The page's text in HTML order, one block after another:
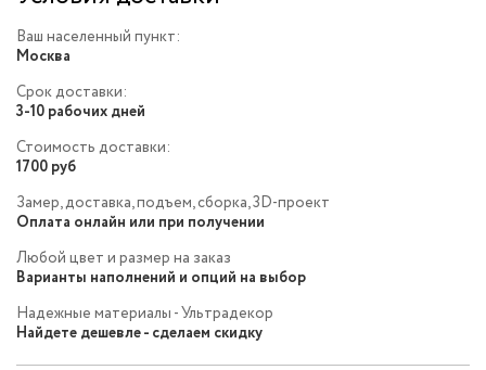
Ваш населенный пункт:
Москва
Срок доставки:
3-10 рабочих дней
Стоимость доставки:
1700 руб
Замер, доставка, подъем, сборка, 3D-проект
Оплата онлайн или при получении
Любой цвет и размер на заказ
Варианты наполнений и опций на выбор
Надежные материалы - Ультрадекор
Найдете дешевле - сделаем скидку